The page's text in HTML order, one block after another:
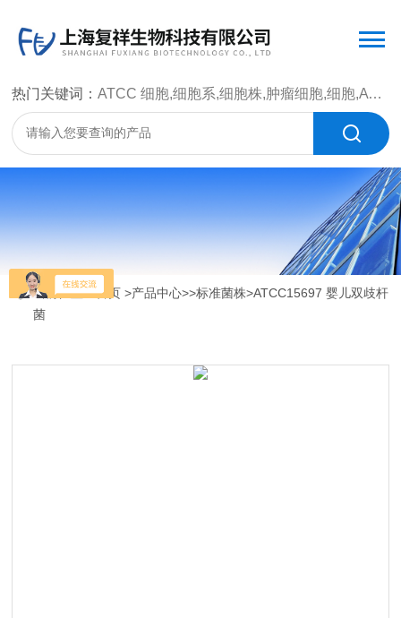
热门关键词：ATCC 细胞,细胞系,细胞株,肿瘤细胞,细胞,ATCC 菌种，CMCC 菌种，标准菌株，质控菌种，微生物菌种，菌株，菌种
当前位置：首页>产品中心>>标准菌株>ATCC15697 婴儿双歧杆
菌